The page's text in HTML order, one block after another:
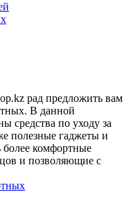
рад предложить вам
В данной
средства по уходу за
полезные гаджеты и
более комфортные
и позволяющие с